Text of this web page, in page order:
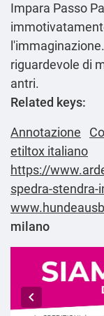
Impara Passo
riguardevole di
antri.
Related keys:
Annotazione
etiltox italiano
https://
spedra-stendra-
milano